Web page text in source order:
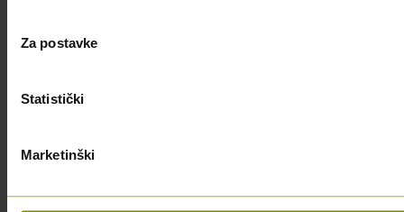
Za postavke
Statistički
Marketinški